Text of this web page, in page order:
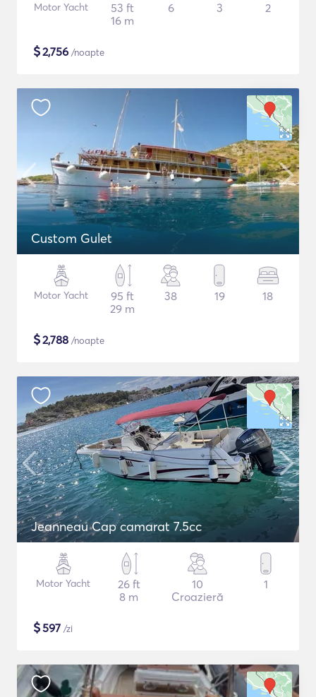
Motor Yacht
53 ft
16 m
6 3 2
$2,756 /noapte
Custom Gulet
Motor Yacht
95 ft
29 m
38 19 18
$2,788 /noapte
Jeanneau Cap camarat 7.5cc
Motor Yacht
26 ft
8 m
10
Croazieră
1
$597 /zi